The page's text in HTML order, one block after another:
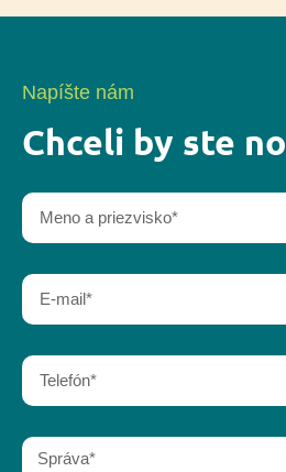
Napíšte nám
Chceli by ste